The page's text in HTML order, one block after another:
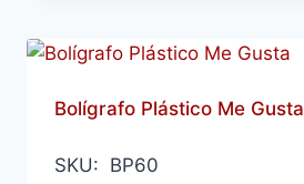
Bolígrafo Plástico Me Gusta
SKU: BP60